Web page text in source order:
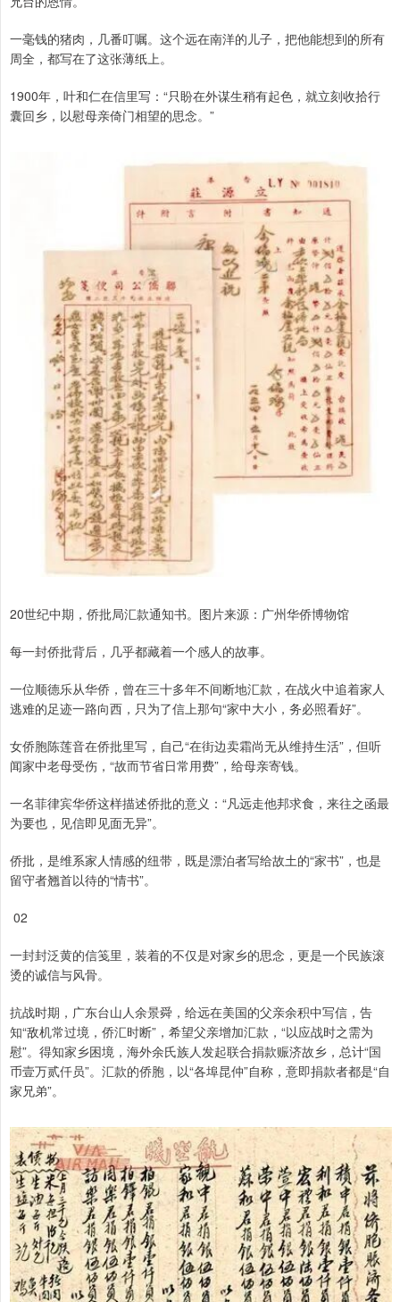
一毫钱的猪肉，几番叮嘱。这个远在南洋的儿子，把他能想到的所有
周全，都写在了这张薄纸上。
1900年，叶和仁在信里写：“只盼在外谋生稍有起色，就立刻收拾行
囊回乡，以慰母亲倚门相望的思念。”
20世纪中期，侨批局汇款通知书。图片来源：广州华侨博物馆
每一封侨批背后，几乎都藏着一个感人的故事。
一位顺德乐从华侨，曾在三十多年不间断地汇款，在战火中追着家人
逃难的足迹一路向西，只为了信上那句“家中大小，务必照看好”。
女侨胞陈莲音在侨批里写，自己“在街边卖霜尚无从维持生活”，但听
闻家中老母受伤，“故而节省日常用费”，给母亲寄钱。
一名菲律宾华侨这样描述侨批的意义：“凡远走他邦求食，来往之函最
为要也，见信即见面无异”。
侨批，是维系家人情感的纽带，既是漂泊者写给故土的“家书”，也是
留守者翘首以待的“情书”。
02
一封封泛黄的信笺里，装着的不仅是对家乡的思念，更是一个民族滚
烫的诚信与风骨。
抗战时期，广东台山人余景舜，给远在美国的父亲余积中写信，告
知“敌机常过境，侨汇时断”，希望父亲增加汇款，“以应战时之需为
慰”。得知家乡困境，海外余氏族人发起联合捐款赈济故乡，总计“国
币壹万贰仟员”。汇款的侨胞，以“各埠昆仲”自称，意即捐款者都是“自
家兄弟”。